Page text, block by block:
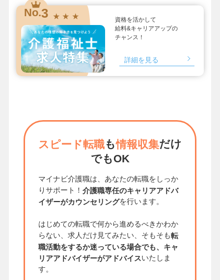
No.3 ★ ★ ★
資格を活かして
給料&キャリアアップの
チャンス！
詳細を見る
スピード転職も情報収集だけ
でもOK
マイナビ介護職は、あなたの転職をしっか
りサポート！ 介護職専任のキャリアアドバ
イザーがカウンセリングを行います。
はじめての転職で何から進めるべきかわか
らない、求人だけ見てみたい、そもそも転
職活動をするか迷っている場合でも、キャ
リアアドバイザーがアドバイスいたしま
す。